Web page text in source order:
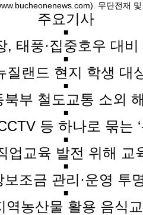
무단전재 및
주요기사
■
, 태풍·집중호우 대비
■
랜드 현지 학생 대
■
부 철도교통 소외
■
등 하나로 묶는
■
업교육 발전 위해 교
■
조금 관리·운영 투
■
역농산물 활용 음식